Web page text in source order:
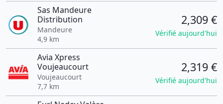
Sas Mandeure
Distribution
Mandeure
4,9 km
2,309 €
Vérifié aujourd'hui
Avia Xpress
Voujeaucourt
Voujeaucourt
7,7 km
2,319 €
Vérifié aujourd'hui